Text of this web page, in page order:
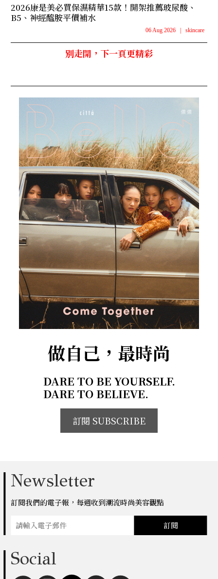
2026康是美必買保濕精華15款！開架推薦玻尿酸、
B5、神經醯胺平價補水
06 Aug 2026 | skincare
別走開，下一頁更精彩
做自己，最時尚
DARE TO BE YOURSELF.
DARE TO BELIEVE.
訂閱 SUBSCRIBE
Newsletter
訂閱我們的電子報，每週收到潮流時尚美容觀點
訂閱
Social